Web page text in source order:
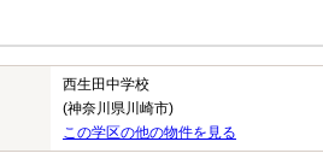
西生田中学校
(神奈川県川崎市)
この学区の他の物件を見る